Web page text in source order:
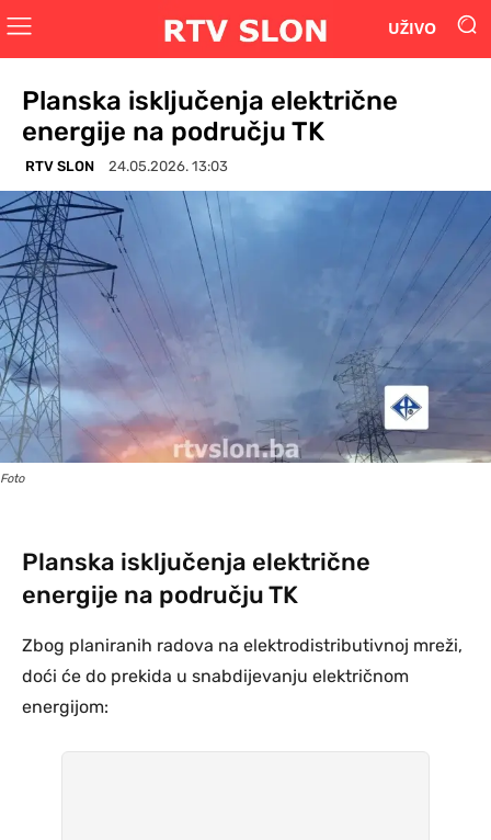
UŽIVO
Planska isključenja električne
energije na području TK
RTV SLON 24.05.2026. 13:03
Foto
Planska isključenja električne
energije na području TK
Zbog planiranih radova na elektrodistributivnoj mreži,
doći će do prekida u snabdijevanju električnom
energijom: